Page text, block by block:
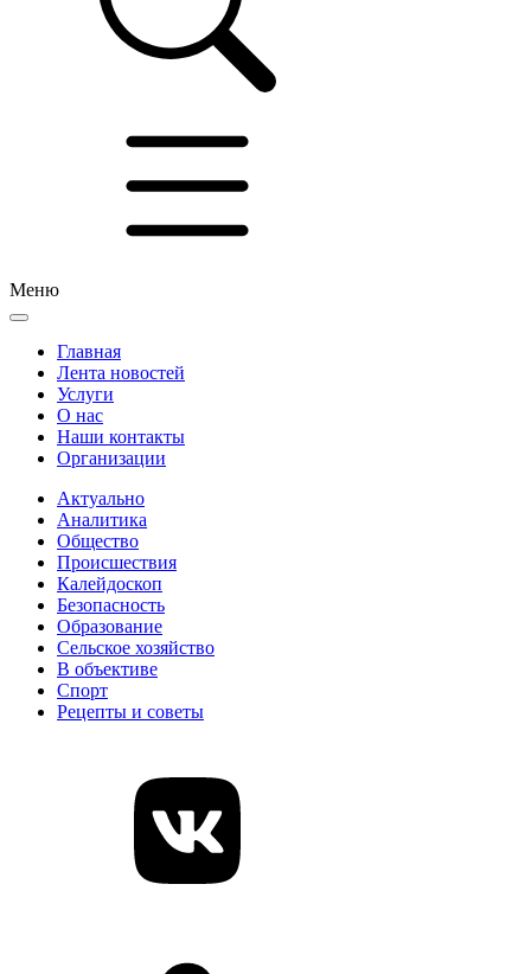
Меню
Главная
Лента новостей
Услуги
О нас
Наши контакты
Организации
Актуально
Аналитика
Общество
Происшествия
Калейдоскоп
Безопасность
Образование
Сельское хозяйство
В объективе
Спорт
Рецепты и советы